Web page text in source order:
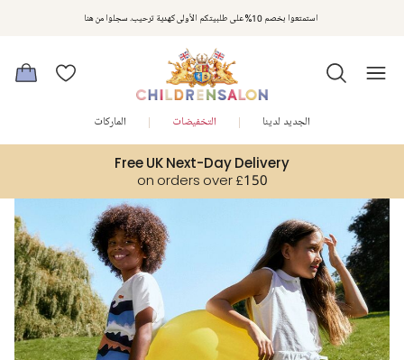
استمتعوا بخصم 10% على طلبيتكم الأولى كهدية ترحيب. سجلوا من هنا
مكافآت تشلدرن صالون | اجمعوا النقاط مع كل عملية شراء لتحصلوا على هدايا حصرية وعروض مصممة خصيصا لتلبي
متطلباتكم
Free UK Next-Day Delivery
on orders over £150
الجديد لدينا التخفيضات الماركات